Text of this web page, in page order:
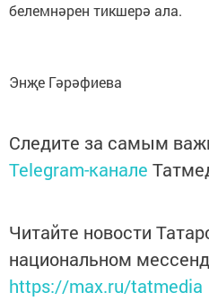
белемнәрен тикшерә ала.
Энҗе Гәрәфиева
Следите за самым
Telegram-канале
Читайте новости
национальном
https://max.ru/tatmedia